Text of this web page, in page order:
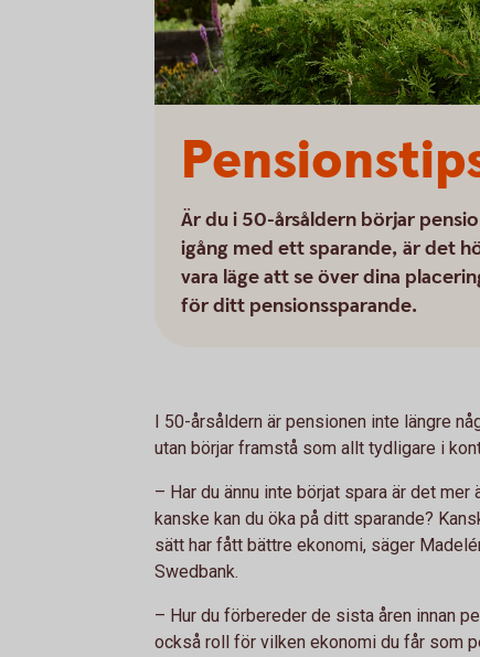
Är du i 50-årsåldern börjar
igång med ett sparande, är det
vara läge att se över dina
för ditt pensionssparande.
I 50-årsåldern är pensionen inte längre
utan börjar framstå som allt tydligare i
– Har du ännu inte börjat spara är det mer
kanske kan du öka på ditt sparande?
sätt har fått bättre ekonomi, säger
Swedbank.
– Hur du förbereder de sista åren innan
också roll för vilken ekonomi du får som